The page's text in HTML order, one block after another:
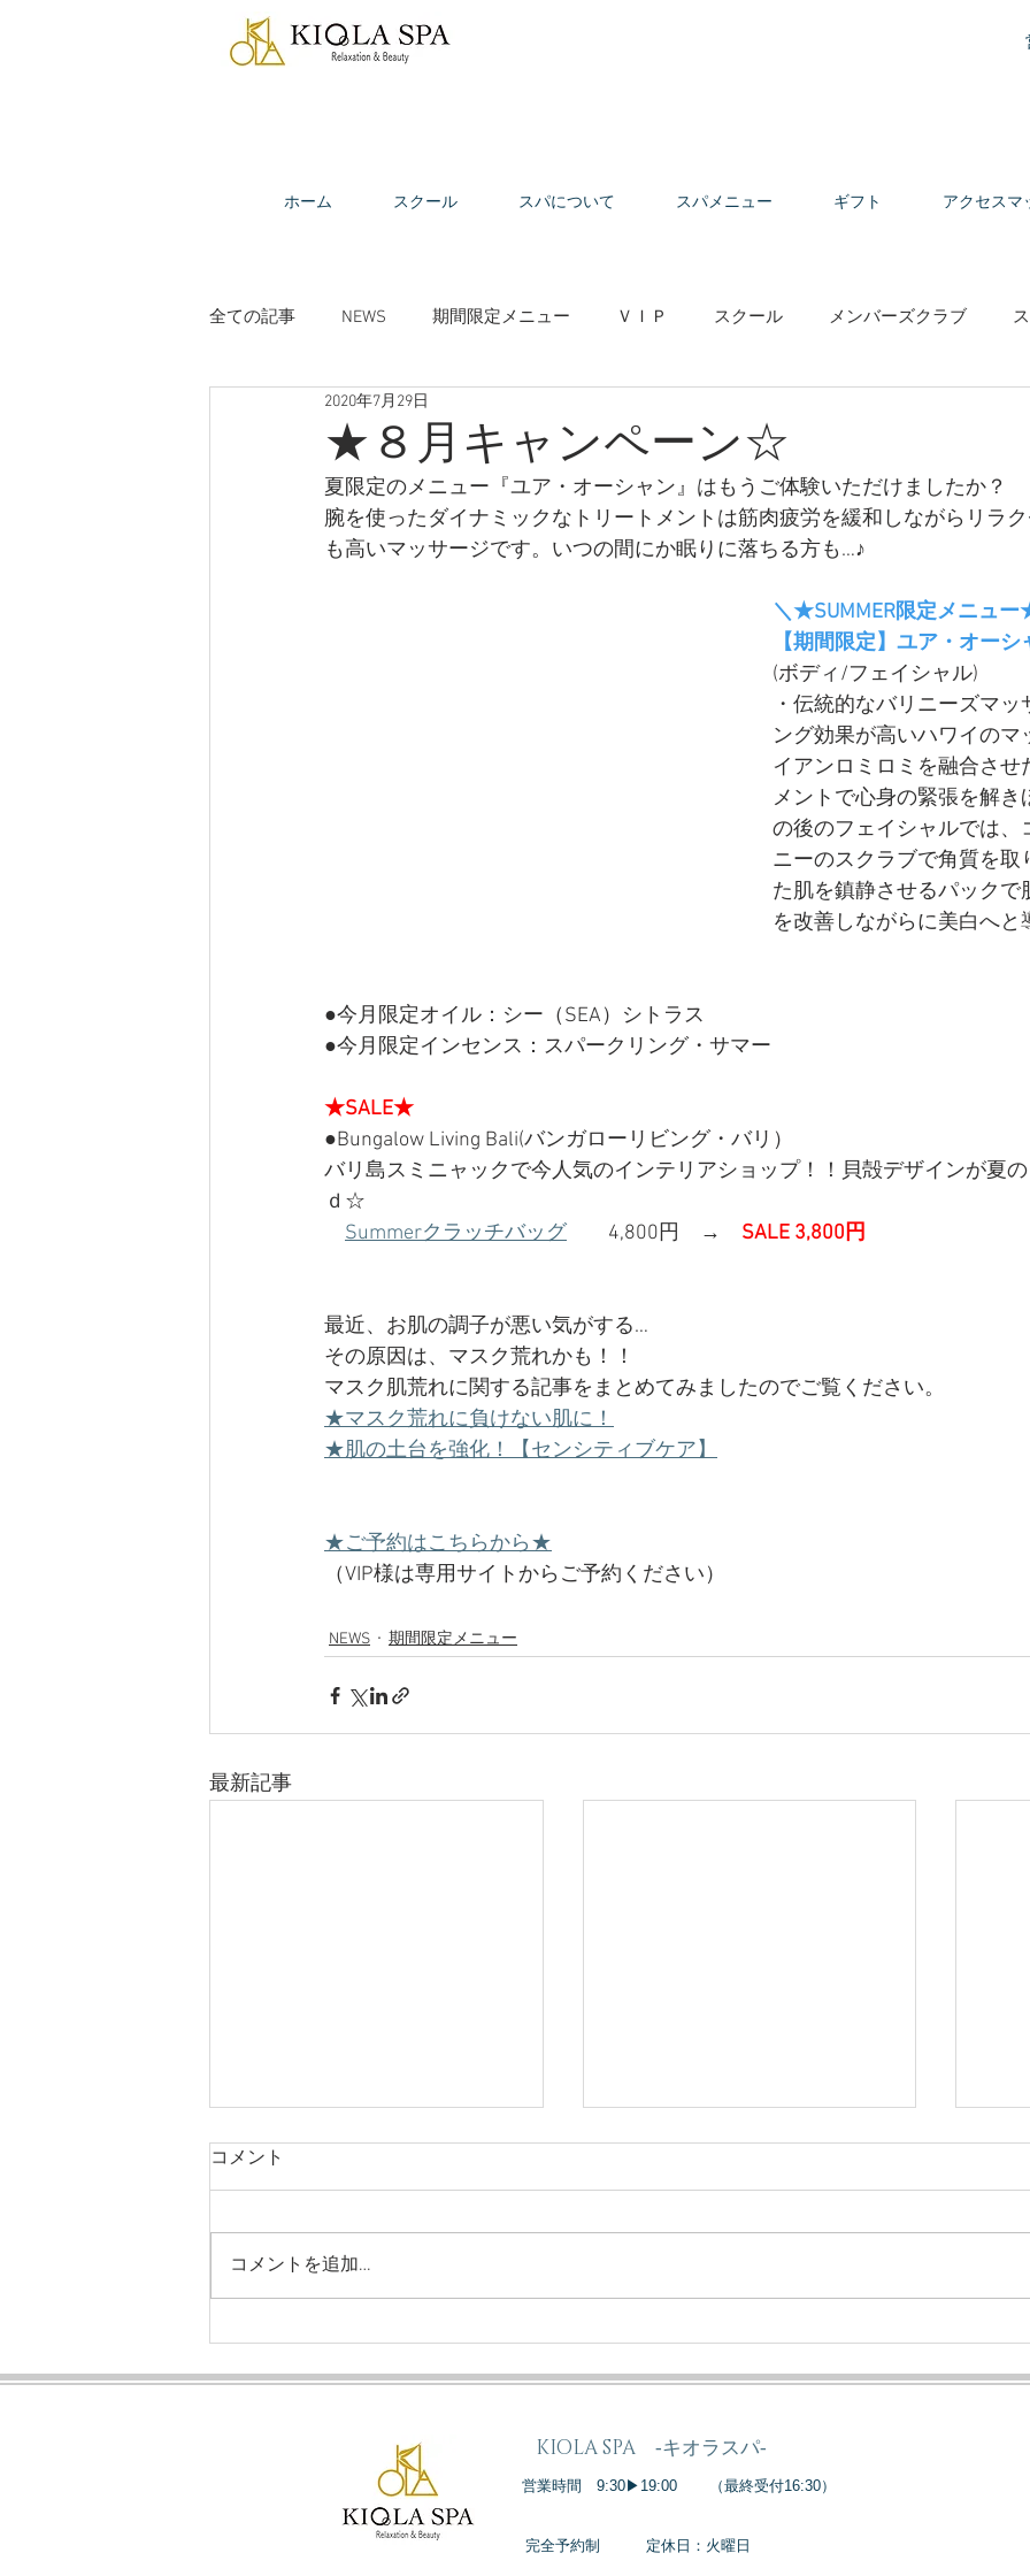
ホーム スクール スパについて スパメニュー ギフト アクセスマ
全ての記事 NEWS 期間限定メニュー ＶＩＰ スクール メンバーズクラブ
ビューティーコラム
★８月キャンペーン☆
2020年7月29日
夏限定のメニュー『ユア・オーシャン』はもうご体験いただけましたか？
腕を使ったダイナミックなトリートメントは筋肉疲労を緩和しながらリラ
も高いマッサージです。いつの間にか眠りに落ちる方も…♪
＼★SUMMER限定メニュ
【期間限定】ユア・オー
(ボディ/フェイシャル)
・伝統的なバリニーズマッ
ング効果が高いハワイのマ
イアンロミロミを融合させ
メントで心身の緊張を解き
の後のフェイシャルでは、
ニーのスクラブで角質を取
た肌を鎮静させるパックで
を改善しながらに美白へと
●今月限定オイル：シー（SEA）シトラス
●今月限定インセンス：スパークリング・サマー
★SALE★
●Bungalow Living Bali(バンガローリビング・バリ）
バリ島スミニャックで今人気のインテリアショップ！！貝殻デザインが夏の
ｄ☆
Summerクラッチバッグ 4,800円　→ SALE 3,800円
最近、お肌の調子が悪い気がする…
その原因は、マスク荒れかも！！
マスク肌荒れに関する記事をまとめてみましたのでご覧ください。
★マスク荒れに負けない肌に！
★肌の土台を強化！【センシティブケア】
★ご予約はこちらから★
（VIP様は専用サイトからご予約ください）
NEWS 期間限定メニュー
最新記事
【スクール】受講料金・お試
肌再生ダクトピールがおすす
1回
力
コメント
コメントを追加…
KIOLA SPA ‐キオラスパ‐
​営業時間 9:30▶19:00 （最終受付16:30）
完全予約制 定休日：火曜日